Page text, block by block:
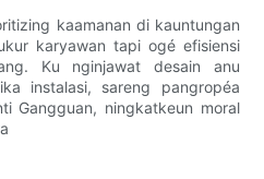
kaamanan di kauntungan
karyawan tapi ogé efisiensi
Ku nginjawat desain anu
instalasi, sareng pangropéa
Gangguan, ningkatkeun moral